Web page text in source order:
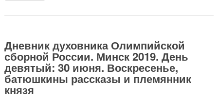
Дневник духовника Олимпийской
сборной России. Минск 2019. День
девятый: 30 июня. Воскресенье,
батюшкины рассказы и племянник
князя